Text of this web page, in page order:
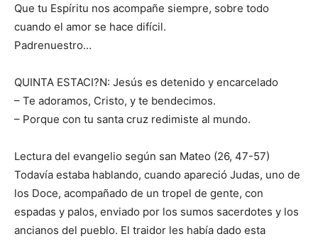
Que tu Espíritu nos acompañe siempre, sobre todo
cuando el amor se hace difícil.
Padrenuestro…
QUINTA ESTACI?N: Jesús es detenido y encarcelado
– Te adoramos, Cristo, y te bendecimos.
– Porque con tu santa cruz redimiste al mundo.
Lectura del evangelio según san Mateo (26, 47-57)
Todavía estaba hablando, cuando apareció Judas, uno de
los Doce, acompañado de un tropel de gente, con
espadas y palos, enviado por los sumos sacerdotes y los
ancianos del pueblo. El traidor les había dado esta